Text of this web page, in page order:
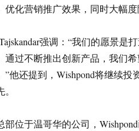
优化营销推广效果，同时大幅度
强调：“我们的愿景是
通过不断推出创新产品，我们
”他还提到，Wishpond将继续
部位于温哥华的公司，